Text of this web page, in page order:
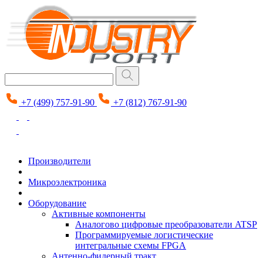
+7 (499) 757-91-90 +7 (812) 767-91-90
Производители
Микроэлектроника
Оборудование
Активные компоненты
Аналогово цифровые преобразователи ATSP
Программируемые логистические
интегральные схемы FPGA
Антенно-фидерный тракт